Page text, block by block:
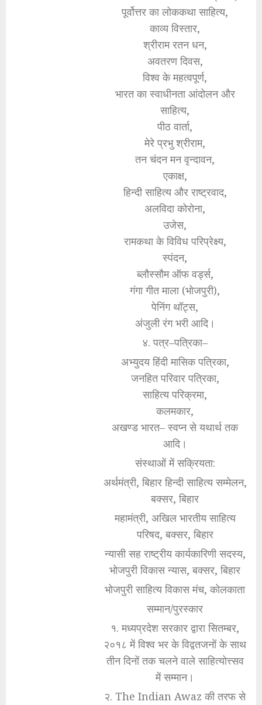
पूर्वोत्तर का लोककथा साहित्य,
काव्य विस्तार,
श्रीराम रतन धन,
अवतरण दिवस,
विश्व के महत्वपूर्ण,
भारत का स्वाधीनता आंदोलन और
साहित्य,
पीठ वार्ता,
मेरे प्रभु श्रीराम,
तन चंदन मन वृन्दावन,
एकाक्ष,
हिन्दी साहित्य और राष्ट्रवाद,
अलविदा कोरोना,
उजेस,
रामकथा के विविध परिप्रेक्ष्य,
स्पंदन,
ब्लौस्सौम ऑफ वर्ड्स,
गंगा गीत माला (भोजपुरी),
पेनिंग थॉट्स,
अंजुली रंग भरी आदि।
४. पत्र–पत्रिका–
अभ्युदय हिंदी मासिक पत्रिका,
जनहित परिवार पत्रिका,
साहित्य परिक्रमा,
कलमकार,
अखण्ड भारत– स्वप्न से यथार्थ तक
आदि।
संस्थाओं में सक्रियता:
अर्थमंत्री, बिहार हिन्दी साहित्य सम्मेलन,
बक्सर, बिहार
महामंत्री, अखिल भारतीय साहित्य
परिषद, बक्सर, बिहार
न्यासी सह राष्ट्रीय कार्यकारिणी सदस्य,
भोजपुरी विकास न्यास, बक्सर, बिहार
भोजपुरी साहित्य विकास मंच, कोलकाता
सम्मान/पुरस्कार
१. मध्यप्रदेश सरकार द्वारा सितम्बर,
२०१८ में विश्व भर के विद्वतजनों के साथ
तीन दिनों तक चलने वाले साहित्योत्त्सव
में सम्मान।
२. The Indian Awaz की तरफ से